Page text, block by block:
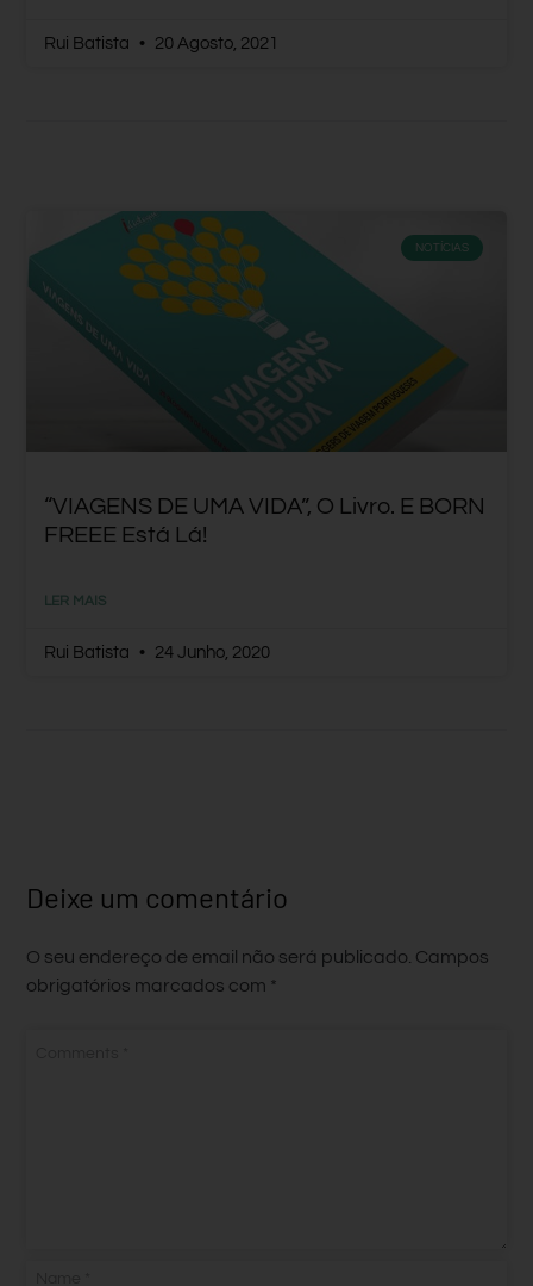
Rui Batista 20 Agosto, 2021
NOTÍCIAS
“VIAGENS DE UMA VIDA”, O Livro. E BORN
FREEE Está Lá!
LER MAIS
Rui Batista 24 Junho, 2020
Deixe um comentário
O seu endereço de email não será publicado. Campos
obrigatórios marcados com *